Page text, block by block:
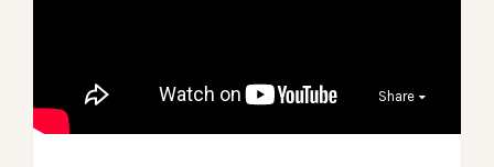
Share